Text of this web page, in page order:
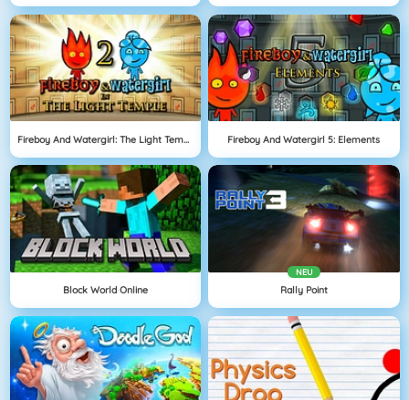
Fireboy And Watergirl: The Light Temple Fireboy And Watergirl 5: Elements
Block World Online
NEU
Rally Point